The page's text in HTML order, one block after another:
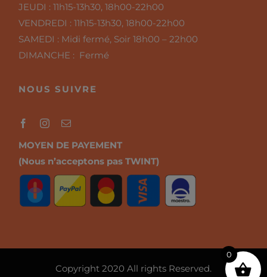
JEUDI :11h15-13h30, 18h00-22h00
VENDREDI :11h15-13h30, 18h00-22h00
SAMEDI : Midi fermé, Soir 18h00 – 22h00
DIMANCHE : Fermé
NOUS SUIVRE
MOYEN DE PAYEMENT
(Nous n’acceptons pas TWINT)
Copyright 2020 All rights Reserved.
0